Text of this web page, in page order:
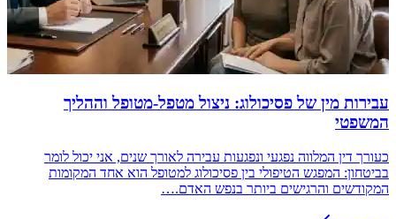
עבירות מין של פסיכולוג: ניצול מטפל-מטופל וההליך
המשפטי
כעורך דין המלווה נפגעי ונפגעות עבירה לאורך שנים, אני יכול לומר
בביטחון: המפגש הטיפולי בין פסיכולוג למטופל הוא אחד המקומות
המקודשים והרגישים ביותר בנפש האדם.…